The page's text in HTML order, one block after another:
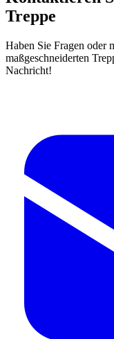
Treppe
Haben Sie Fragen oder
maßgeschneiderten
Nachricht!